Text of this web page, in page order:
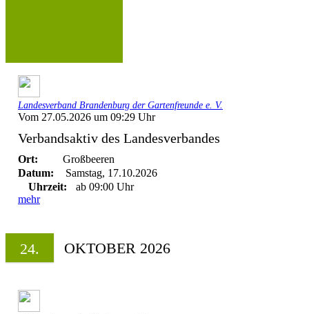
Landesverband Brandenburg der Gartenfreunde e. V.
Vom 27.05.2026 um 09:29 Uhr
Verbandsaktiv des Landesverbandes
Ort:
Großbeeren
Datum:
Samstag, 17.10.2026
Uhrzeit:
ab 09:00 Uhr
mehr
24. OKTOBER 2026